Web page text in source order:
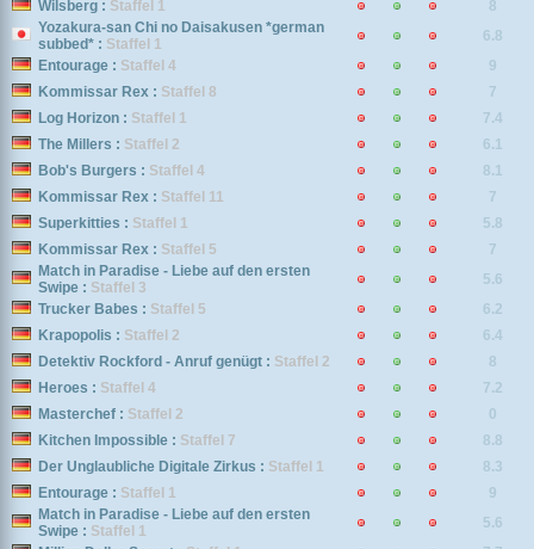
Wilsberg : Staffel 1
8
Yozakura-san Chi no Daisakusen *german
subbed* : Staffel 1
6.8
Entourage : Staffel 4
9
Kommissar Rex : Staffel 8
7
Log Horizon : Staffel 1
7.4
The Millers : Staffel 2
6.1
Bob's Burgers : Staffel 4
8.1
Kommissar Rex : Staffel 11
7
Superkitties : Staffel 1
5.8
Kommissar Rex : Staffel 5
7
Match in Paradise - Liebe auf den ersten
Swipe : Staffel 3
5.6
Trucker Babes : Staffel 5
6.2
Krapopolis : Staffel 2
6.4
Detektiv Rockford - Anruf genügt : Staffel 2
8
Heroes : Staffel 4
7.2
Masterchef : Staffel 2
0
Kitchen Impossible : Staffel 7
8.8
Der Unglaubliche Digitale Zirkus : Staffel 1
8.3
Entourage : Staffel 1
9
Match in Paradise - Liebe auf den ersten
Swipe : Staffel 1
5.6